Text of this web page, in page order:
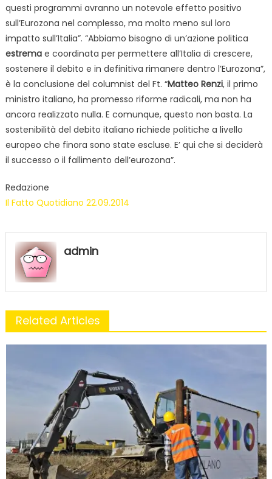
questi programmi avranno un notevole effetto positivo
sull’Eurozona nel complesso, ma molto meno sul loro
impatto sull’Italia”. “Abbiamo bisogno di un’azione politica
estremae coordinata per permettere all’Italia di crescere,
sostenere il debito e in definitiva rimanere dentro l’Eurozona”,
è la conclusione del columnist del Ft. “Matteo Renzi, il primo
ministro italiano, ha promesso riforme radicali, ma non ha
ancora realizzato nulla. E comunque, questo non basta. La
sostenibilità del debito italiano richiede politiche a livello
europeo che finora sono state escluse. E’ qui che si deciderà
il successo o il fallimento dell’eurozona”.
Redazione
Il Fatto Quotidiano 22.09.2014
admin
Related Articles